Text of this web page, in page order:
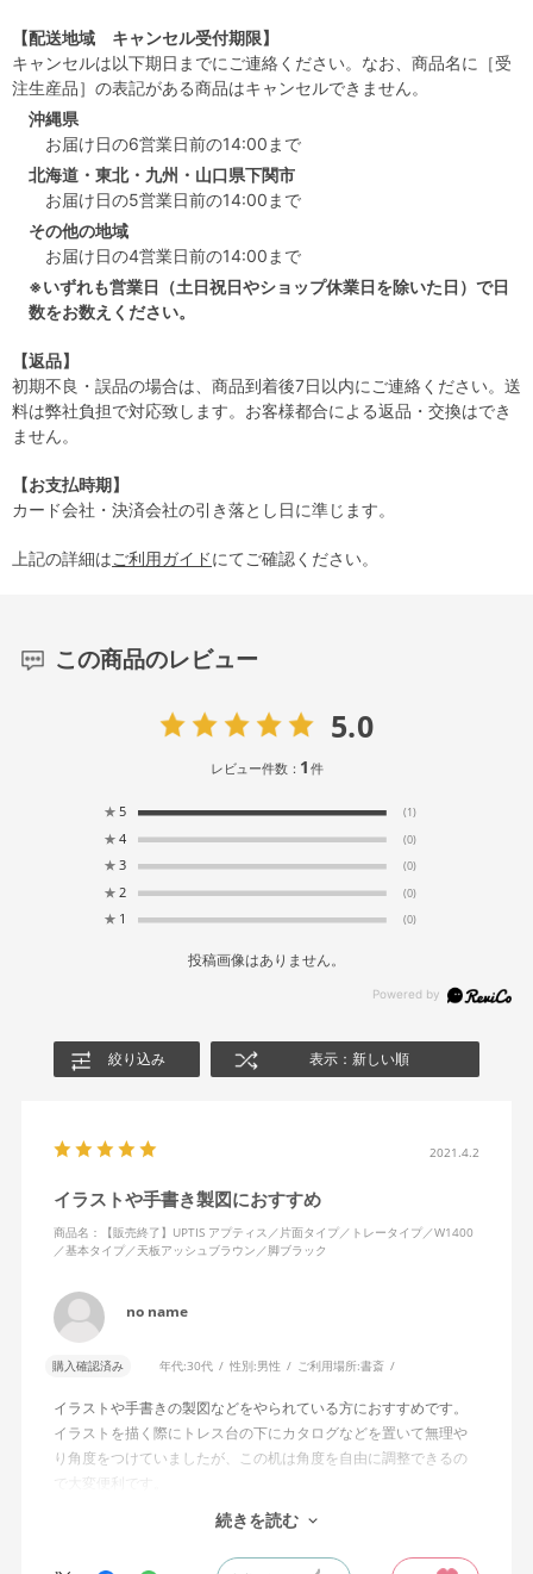
【配送地域 キャンセル受付期限】
キャンセルは以下期日までにご連絡ください。なお、商品名に［受
注生産品］の表記がある商品はキャンセルできません。
沖縄県
お届け日の6営業日前の14:00まで
北海道・東北・九州・山口県下関市
お届け日の5営業日前の14:00まで
その他の地域
お届け日の4営業日前の14:00まで
※いずれも営業日（土日祝日やショップ休業日を除いた日）で日
数をお数えください。
【返品】
初期不良・誤品の場合は、商品到着後7日以内にご連絡ください。送
料は弊社負担で対応致します。お客様都合による返品・交換はでき
ません。
【お支払時期】
カード会社・決済会社の引き落とし日に準じます。
上記の詳細はご利用ガイドにてご確認ください。
この商品のレビュー
5.0
レビュー件数： 1件
★ 5 (1)
★ 4 (0)
★ 3 (0)
★ 2 (0)
★ 1 (0)
投稿画像はありません。
絞り込み 表示：新しい順
2021.4.2
イラストや手書き製図におすすめ
商品名：【販売終了】UPTIS アプティス／片面タイプ／トレータイプ／W1400
／基本タイプ／天板アッシュブラウン／脚ブラック
no name
購入確認済み 年代:30代 性別:男性 ご利用場所:書斎
イラストや手書きの製図などをやられている方におすすめです。
イラストを描く際にトレス台の下にカタログなどを置いて無理や
り角度をつけていましたが、この机は角度を自由に調整できるの
で大変便利です。
A3用紙などの大きいサイズで作業すると効果が実感しやすいです
デスクマットなどを組み合わせることで角度をつけても滑り落ち
続きを読む